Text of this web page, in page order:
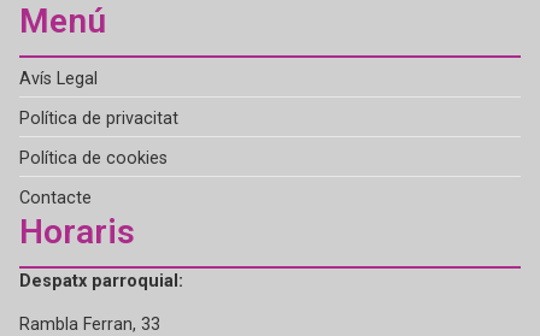
Menú
Avís Legal
Política de privacitat
Política de cookies
Contacte
Horaris
Despatx parroquial:
Rambla Ferran, 33